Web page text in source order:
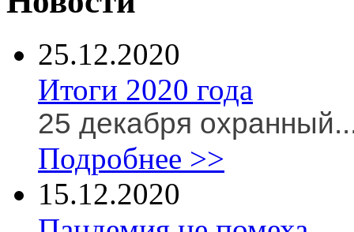
25.12.2020
Итоги 2020 года
25 декабря
Подробнее >>
15.12.2020